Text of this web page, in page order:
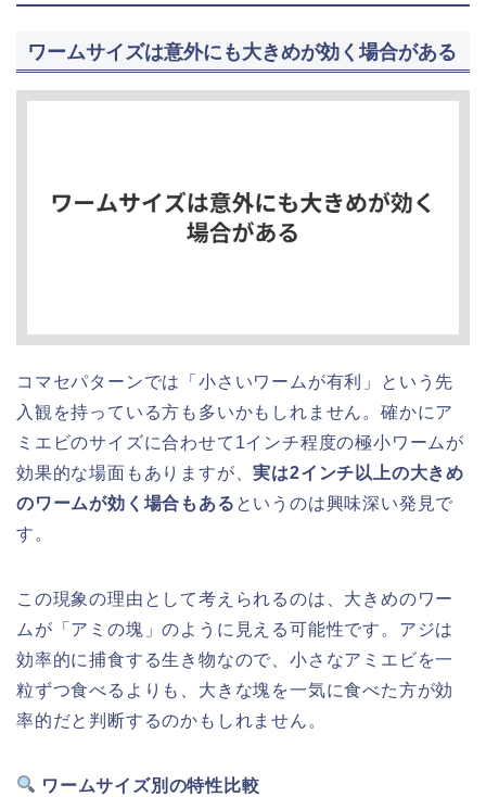
ワームサイズは意外にも大きめが効く場合がある
コマセパターンでは「小さいワームが有利」という先
入観を持っている方も多いかもしれません。確かにア
ミエビのサイズに合わせて1インチ程度の極小ワームが
効果的な場面もありますが、実は2インチ以上の大きめ
のワームが効く場合もある というのは興味深い発見で
す。
この現象の理由として考えられるのは、大きめのワー
ムが「アミの塊」のように見える可能性です。アジは
効率的に捕食する生き物なので、小さなアミエビを一
粒ずつ食べるよりも、大きな塊を一気に食べた方が効
率的だと判断するのかもしれません。
ワームサイズ別の特性比較